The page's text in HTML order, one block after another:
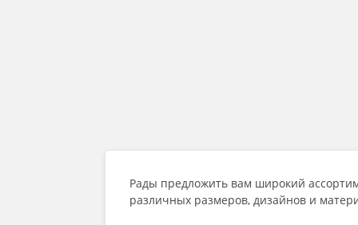
Рады предложить вам широкий
различных размеров, дизайнов и